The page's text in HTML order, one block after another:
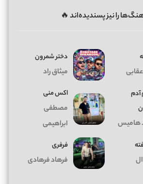
را نیز پسندیده‌اند 🔥
دختر شمرون
میثاق راد
آدم
هامیس
اکس منی
مصطفی
ابراهیمی
فرفری
فرهاد فرهادی